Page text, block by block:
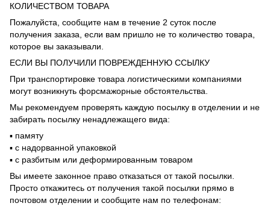
КОЛИЧЕСТВОМ ТОВАРА
Пожалуйста, сообщите нам в течение 2 суток после
получения заказа, если вам пришло не то количество товара,
которое вы заказывали.
ЕСЛИ ВЫ ПОЛУЧИЛИ ПОВРЕЖДЕННУЮ ССЫЛКУ
При транспортировке товара логистическими компаниями
могут возникнуть форсмажорные обстоятельства.
Мы рекомендуем проверять каждую посылку в отделении и не
забирать посылку ненадлежащего вида:
▪️ памяту
▪️ с надорванной упаковкой
▪️ с разбитым или деформированным товаром
Вы имеете законное право отказаться от такой посылки.
Просто откажитесь от получения такой посылки прямо в
почтовом отделении и сообщите нам по телефонам: